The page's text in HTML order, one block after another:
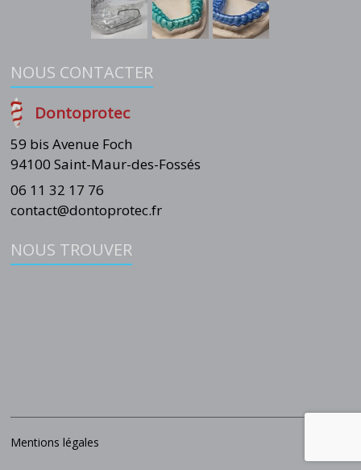
NOUS CONTACTER
Dontoprotec
59 bis Avenue Foch
94100 Saint-Maur-des-Fossés
06 11 32 17 76
contact@dontoprotec.fr
NOUS TROUVER
Mentions légales